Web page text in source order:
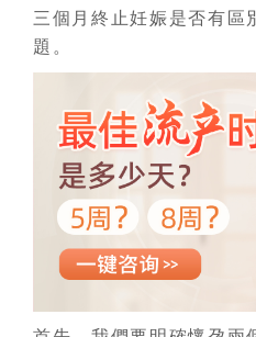
三個月終止妊娠是否有區
題。